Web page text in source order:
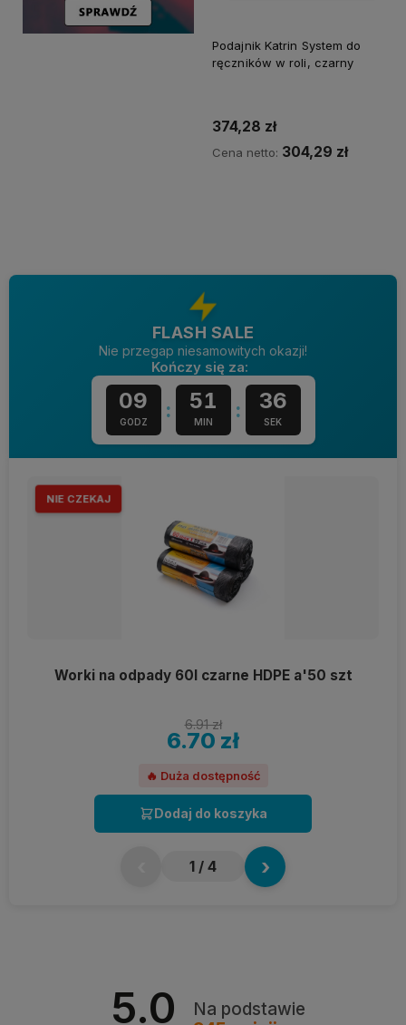
Podajnik Katrin System do
ręczników w roli, czarny
374,28 zł
Cena netto: 304,29 zł
FLASH SALE
Nie przegap niesamowitych okazji!
Kończy się za:
09
GODZ : 51
MIN : 36
SEK
NIE CZEKAJ
Worki na odpady 60l czarne HDPE a'50 szt
6.91 zł
6.70 zł
🔥 Duża dostępność
Dodaj do koszyka
1 / 4 ›
5.0
Na podstawie